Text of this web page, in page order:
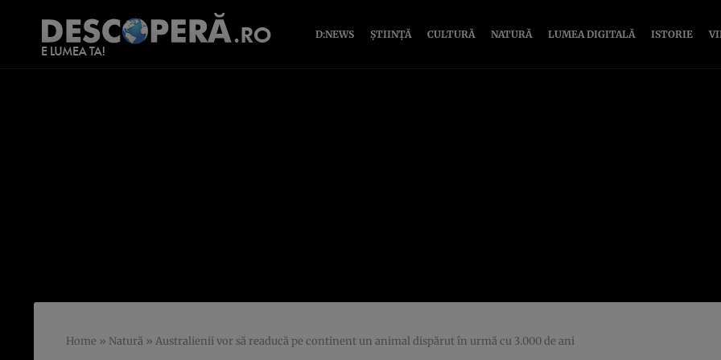
D:NEWS ȘTIINȚĂ CULTURĂ NATURĂ LUMEA DIGITALĂ ISTORIE
Home » Natură » Australienii vor să readucă pe continent un animal dispărut în urmă cu 3.000 de ani